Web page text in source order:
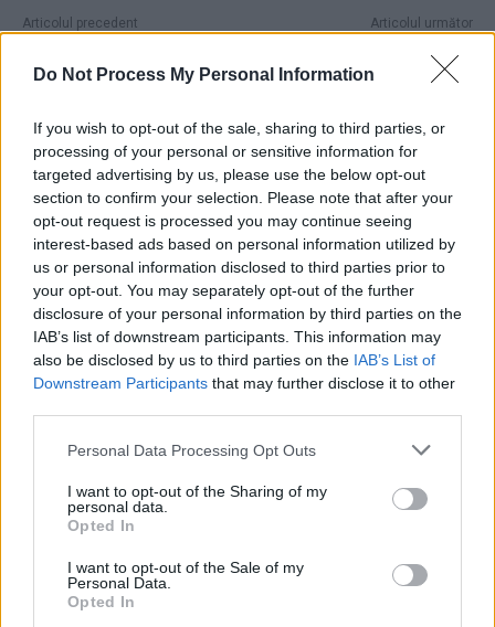
Do Not Process My Personal Information
If you wish to opt-out of the sale, sharing to third parties, or
processing of your personal or sensitive information for
targeted advertising by us, please use the below opt-out
section to confirm your selection. Please note that after your
opt-out request is processed you may continue seeing
interest-based ads based on personal information utilized by
us or personal information disclosed to third parties prior to
your opt-out. You may separately opt-out of the further
disclosure of your personal information by third parties on the
IAB’s list of downstream participants. This information may
also be disclosed by us to third parties on the IAB’s List of
Downstream Participants that may further disclose it to other
Personal Data Processing Opt Outs
I want to opt-out of the Sharing of my
personal data.
Opted In
I want to opt-out of the Sale of my
Personal Data.
Opted In
Articolul precedent
pe Cuc să blocheze
Neamț. Penalul lui Dragnea s-
a relaxat în Dubai cu
Tăriceanu
Articolul următor
Împăratului Japoniei, încearcă
pe la Muzeul Satului,
organizată anul trecut de PSD
Redacţia
RELATED ARTICLES
Comisia Europeană, după ororile
cu atenție modificările aduse legii.
Există riscul unor consecințe